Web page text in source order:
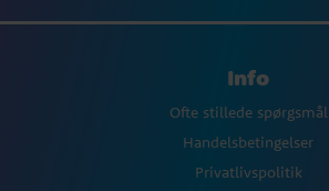
Info
Ofte stillede spørgsmål
Handelsbetingelser
Privatlivspolitik